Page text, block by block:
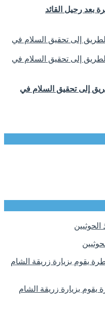
بعد رحيل القائد
إلى تحقيق السلام في
يقوم بزيارة زريقة الشام